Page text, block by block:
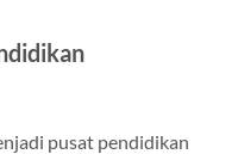
pusat pendidikan